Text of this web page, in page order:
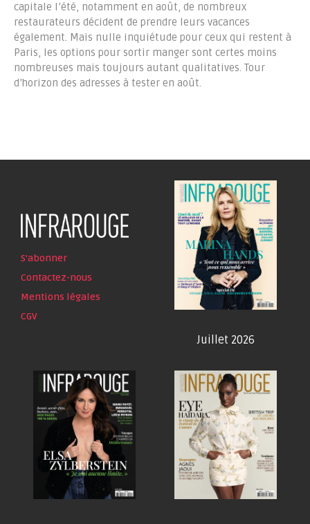
capitale l’été, notamment en août, de nombreux
restaurateurs décident de prendre leurs vacances
également. Mais nulle inquiétude pour ceux qui restent à
Paris, les options pour sortir manger sont certes moins
nombreuses mais toujours autant qualitatives. Tour
d’horizon des adresses à tester en août.
S'abonner
Contactez-nous
Mentions légales
CGV
Juillet 2026